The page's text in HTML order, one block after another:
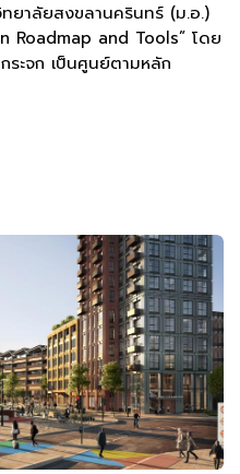
ยาลัยสงขลานครินทร์ (ม.อ.)
Roadmap and Tools” โดย
ะจก เป็นศูนย์ตามหลัก